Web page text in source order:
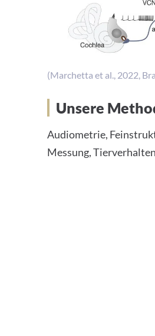
(Marchetta et al., 2022,
Unsere
Audiometrie,
Messung,